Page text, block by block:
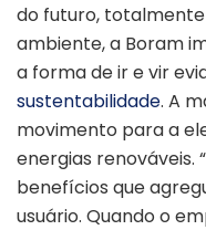
do futuro,
ambiente, a Boram
a forma de ir e vir
sustentabilidade. A
movimento para a
energias renováveis.
benefícios que
usuário. Quando o